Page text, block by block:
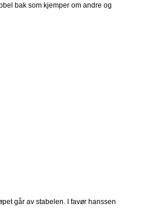
bak som kjemper om andre og
går av stabelen. I favør hanssen